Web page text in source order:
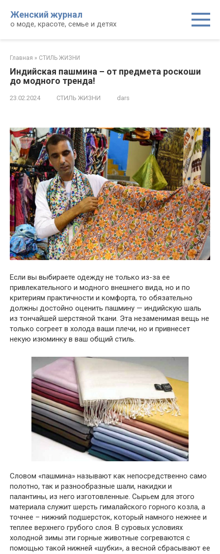
контенту
Женский журнал
о моде, красоте, семье и детях
Главная » СТИЛЬ ЖИЗНИ
Индийская пашмина – от предмета роскоши
до модного тренда!
23.02.2024 СТИЛЬ ЖИЗНИ dars
Если вы выбираете одежду не только из-за ее
привлекательного и модного внешнего вида, но и по
критериям практичности и комфорта, то обязательно
должны достойно оценить пашмину — индийскую шаль
из тончайшей шерстяной ткани. Эта незаменимая вещь не
только согреет в холода ваши плечи, но и привнесет
некую изюминку в ваш общий стиль.
Словом «пашмина» называют как непосредственно само
полотно, так и разнообразные шали, накидки и
палантины, из него изготовленные. Сырьем для этого
материала служит шерсть гималайского горного козла, а
точнее – нижний подшерсток, который намного нежнее и
теплее верхнего грубого слоя. В суровых условиях
холодной зимы эти горные животные согреваются с
помощью такой нижней «шубки», а весной сбрасывают ее